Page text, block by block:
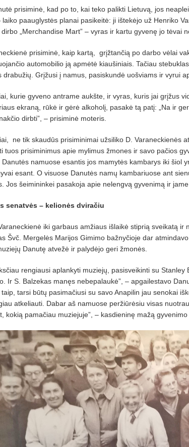
prisiminė, kad po to, kai teko palikti Lietuvą, jos
laiko paauglystės planai pasikeitė: ji ištekėjo už Henriko
„Merchandise Mart” – vyras ir kartu gyvenę jo tėvai
prisiminė, kaip kartą,
grįžtančią po darbo vėlai
automobilio ją apmėtė kiaušiniais. Tačiau
drabužių. Grįžusi į namus, pasiskundė uošviams ir vyrui
kurie gyveno antrame aukšte, ir vyras, kuris jai grįžus
ekraną, rūkė ir gėrė alkoholį, pasakė tą patį: „Na ir
dirbti”, – prisiminė moteris.
ne tik skaudūs prisiminimai užsiliko D. Varaneckienės
tuos prisiminimus apie mylimus žmones ir savo pačios
Danutės namuose esantis jos mamytės kambarys iki šiol
esant. O visuose Danutės namų kambariuose ant
Jos šeimininkei pasakoja apie nelengvą gyvenimą ir
senatvės – kelionės dviračiu
iki garbaus amžiaus išlaikė stiprią sveikatą ir
Švč. Mergelės Marijos Gimimo bažnyčioje dar
Danutę atvežė ir palydėjo geri žmonės.
rengiausi aplankyti muziejų, pasisveikinti su
Ir S. Balzekas manęs nebepalaukė”, – apgailestavo
tarsi būtų pasimačiusi su savo Anapilin jau senokai
atkeliauti. Dabar aš namuose peržiūrėsiu visas
kokią pamačiau muziejuje”, – kasdieninę mažą